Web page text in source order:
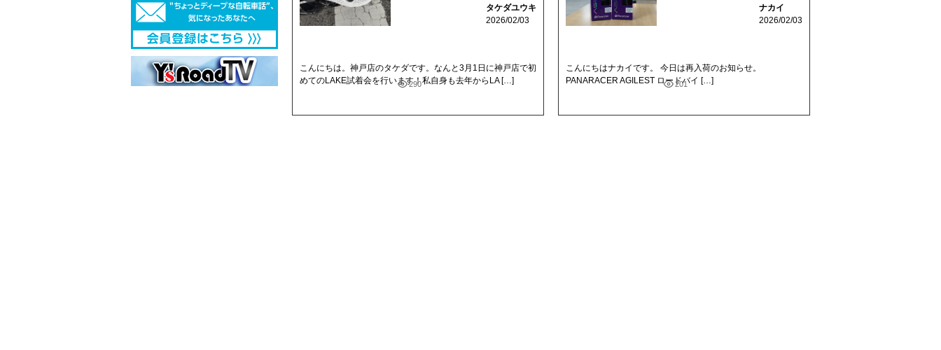
タケダユウキ
2026/02/03
290
こんにちは。神戸店のタケダです。なんと3月1日に神戸店で初
めてのLAKE試着会を行います！私自身も去年からLA […]
ナカイ
2026/02/03
201
こんにちはナカイです。 今日は再入荷のお知らせ。
PANARACER AGILEST ロードバイ […]